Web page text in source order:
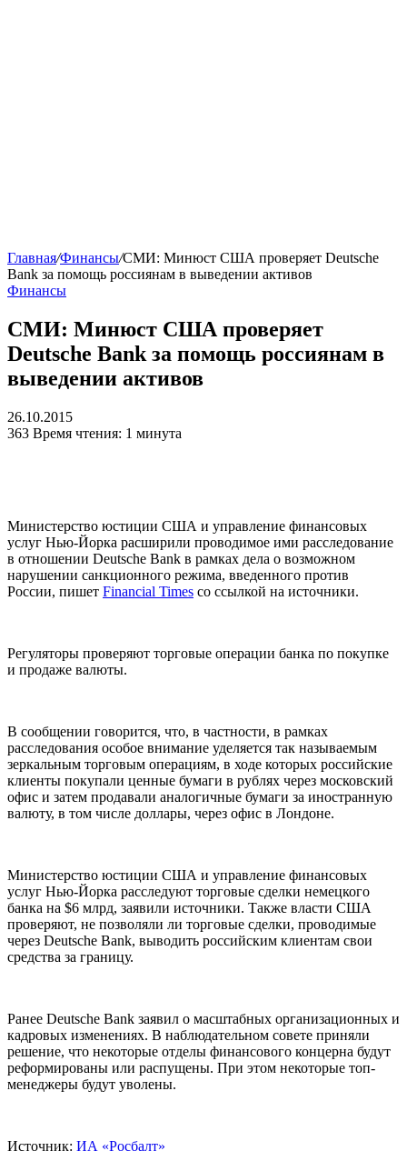
Главная/Финансы/СМИ: Минюст США проверяет Deutsche
Bank за помощь россиянам в выведении активов
Финансы
СМИ: Минюст США проверяет
Deutsche Bank за помощь россиянам в
выведении активов
26.10.2015
363 Время чтения: 1 минута
Министерство юстиции США и управление финансовых
услуг Нью-Йорка расширили проводимое ими расследование
в отношении Deutsche Bank в рамках дела о возможном
нарушении санкционного режима, введенного против
России, пишет Financial Times со ссылкой на источники.
Регуляторы проверяют торговые операции банка по покупке
и продаже валюты.
В сообщении говорится, что, в частности, в рамках
расследования особое внимание уделяется так называемым
зеркальным торговым операциям, в ходе которых российские
клиенты покупали ценные бумаги в рублях через московский
офис и затем продавали аналогичные бумаги за иностранную
валюту, в том числе доллары, через офис в Лондоне.
Министерство юстиции США и управление финансовых
услуг Нью-Йорка расследуют торговые сделки немецкого
банка на $6 млрд, заявили источники. Также власти США
проверяют, не позволяли ли торговые сделки, проводимые
через Deutsche Bank, выводить российским клиентам свои
средства за границу.
Ранее Deutsche Bank заявил о масштабных организационных и
кадровых изменениях. В наблюдательном совете приняли
решение, что некоторые отделы финансового концерна будут
реформированы или распущены. При этом некоторые топ-
менеджеры будут уволены.
Источник: ИА «Росбалт»